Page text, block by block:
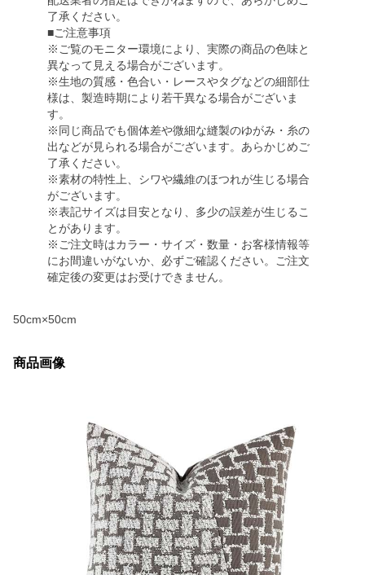
了承ください。
■ご注意事項
※ご覧のモニター環境により、実際の商品の色味と
異なって見える場合がございます。
※生地の質感・色合い・レースやタグなどの細部仕
様は、製造時期により若干異なる場合がございま
す。
※同じ商品でも個体差や微細な縫製のゆがみ・糸の
出などが見られる場合がございます。あらかじめご
了承ください。
※素材の特性上、シワや繊維のほつれが生じる場合
がございます。
※表記サイズは目安となり、多少の誤差が生じるこ
とがあります。
※ご注文時はカラー・サイズ・数量・お客様情報等
にお間違いがないか、必ずご確認ください。ご注文
確定後の変更はお受けできません。
50cm×50cm
商品画像